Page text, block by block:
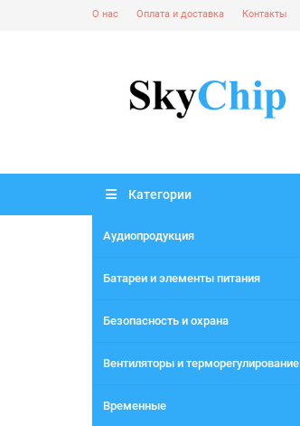
О нас Оплата и доставка Контакты
Категории
Аудиопродукция
Батареи и элементы питания
Безопасность и охрана
Вентиляторы и терморегулирование
Временные